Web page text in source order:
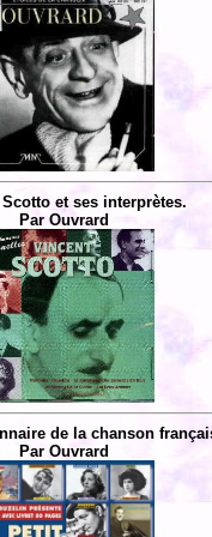
et ses interprètes.
Par Ouvrard
de la chanson
Par Ouvrard